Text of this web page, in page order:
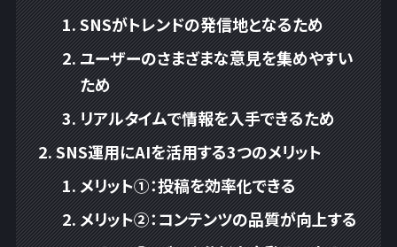
SNSがトレンドの発信地となるため
ユーザーのさまざまな意見を集めやすい
ため
リアルタイムで情報を入手できるため
SNS運用にAIを活用する3つのメリット
メリット①：投稿を効率化できる
メリット②：コンテンツの品質が向上する